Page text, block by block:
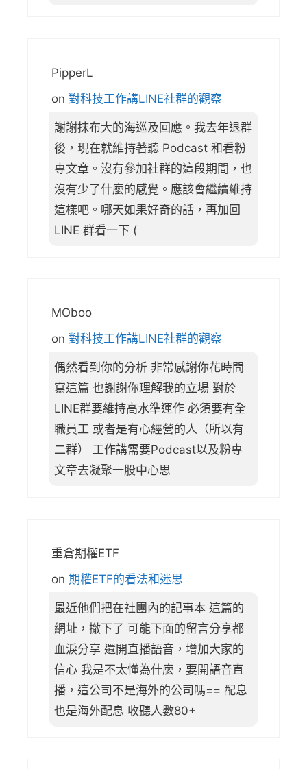
PipperL
on 對科技工作講LINE社群的觀察
謝謝抹布大的海巡及回應。我去年退群
後，現在就維持著聽 Podcast 和看粉
專文章。沒有參加社群的這段期間，也
沒有少了什麼的感覺。應該會繼續維持
這樣吧。哪天如果好奇的話，再加回
LINE 群看一下 (
MOboo
on 對科技工作講LINE社群的觀察
偶然看到你的分析 非常感謝你花時間
寫這篇 也謝謝你理解我的立場 對於
LINE群要維持高水準運作 必須要有全
職員工 或者是有心經營的人（所以有
二群） 工作講需要Podcast以及粉專
文章去凝聚一股中心思
重倉期權ETF
on 期權ETF的看法和迷思
最近他們把在社團內的記事本 這篇的
網址，撤下了 可能下面的留言分享都
血淚分享 還開直播語音，增加大家的
信心 我是不太懂為什麼，要開語音直
播，這公司不是海外的公司嗎== 配息
也是海外配息 收聽人數80+